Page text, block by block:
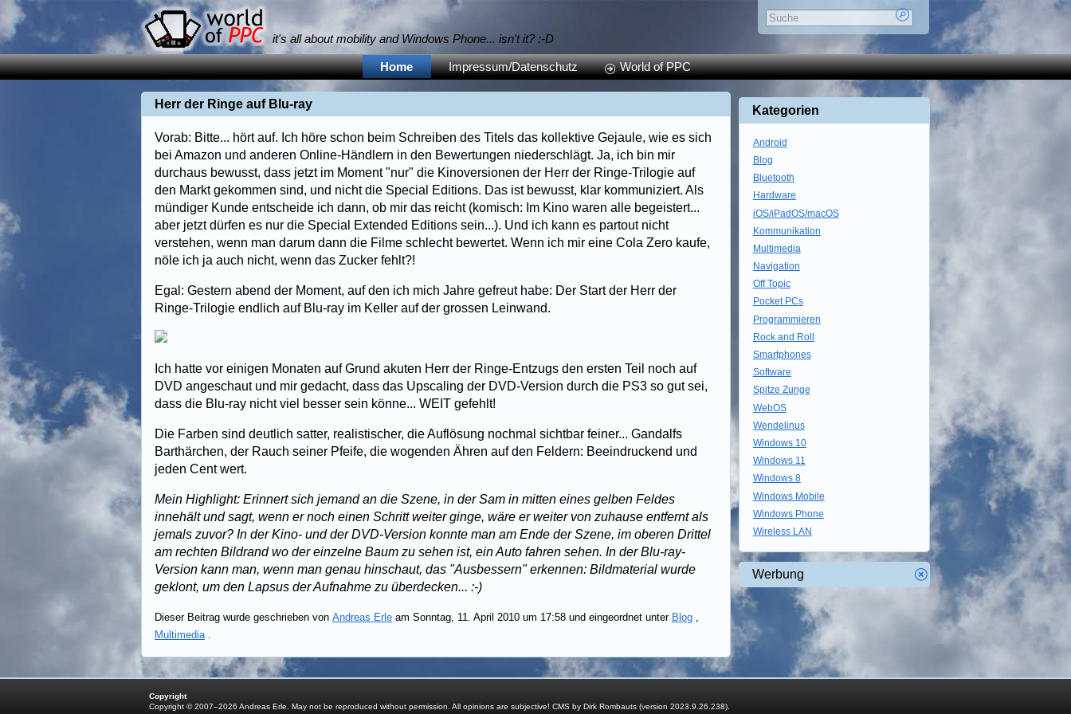
it's all about mobility and Windows Phone... isn't it? :-D
Home Impressum/Datenschutz World of PPC
Herr der Ringe auf Blu-ray
Vorab: Bitte... hört auf. Ich höre schon beim Schreiben des Titels das kollektive Gejaule, wie es sich
bei Amazon und anderen Online-Händlern in den Bewertungen niederschlägt. Ja, ich bin mir
durchaus bewusst, dass jetzt im Moment "nur" die Kinoversionen der Herr der Ringe-Trilogie auf
den Markt gekommen sind, und nicht die Special Editions. Das ist bewusst, klar kommuniziert. Als
mündiger Kunde entscheide ich dann, ob mir das reicht (komisch: Im Kino waren alle begeistert...
aber jetzt dürfen es nur die Special Extended Editions sein...). Und ich kann es partout nicht
verstehen, wenn man darum dann die Filme schlecht bewertet. Wenn ich mir eine Cola Zero kaufe,
nöle ich ja auch nicht, wenn das Zucker fehlt?!
Egal: Gestern abend der Moment, auf den ich mich Jahre gefreut habe: Der Start der Herr der
Ringe-Trilogie endlich auf Blu-ray im Keller auf der grossen Leinwand.
Ich hatte vor einigen Monaten auf Grund akuten Herr der Ringe-Entzugs den ersten Teil noch auf
DVD angeschaut und mir gedacht, dass das Upscaling der DVD-Version durch die PS3 so gut sei,
dass die Blu-ray nicht viel besser sein könne... WEIT gefehlt!
Die Farben sind deutlich satter, realistischer, die Auflösung nochmal sichtbar feiner... Gandalfs
Barthärchen, der Rauch seiner Pfeife, die wogenden Ähren auf den Feldern: Beeindruckend und
jeden Cent wert.
Mein Highlight: Erinnert sich jemand an die Szene, in der Sam in mitten eines gelben Feldes
innehält und sagt, wenn er noch einen Schritt weiter ginge, wäre er weiter von zuhause entfernt als
jemals zuvor? In der Kino- und der DVD-Version konnte man am Ende der Szene, im oberen Drittel
am rechten Bildrand wo der einzelne Baum zu sehen ist, ein Auto fahren sehen. In der Blu-ray-
Version kann man, wenn man genau hinschaut, das "Ausbessern" erkennen: Bildmaterial wurde
geklont, um den Lapsus der Aufnahme zu überdecken... :-)
Dieser Beitrag wurde geschrieben von Andreas Erle am Sonntag, 11. April 2010 um 17:58 und eingeordnet unter Blog ,
Multimedia.
Kategorien
Android
Blog
Bluetooth
Hardware
iOS/iPadOS/macOS
Kommunikation
Multimedia
Navigation
Off Topic
Pocket PCs
Programmieren
Rock and Roll
Smartphones
Software
Spitze Zunge
WebOS
Wendelinus
Windows 10
Windows 11
Windows 8
Windows Mobile
Windows Phone
Wireless LAN
Werbung
Copyright
Copyright © 2007–2026 Andreas Erle. May not be reproduced without permission. All opinions are subjective! CMS by Dirk Rombauts (version 2023.9.26.238).